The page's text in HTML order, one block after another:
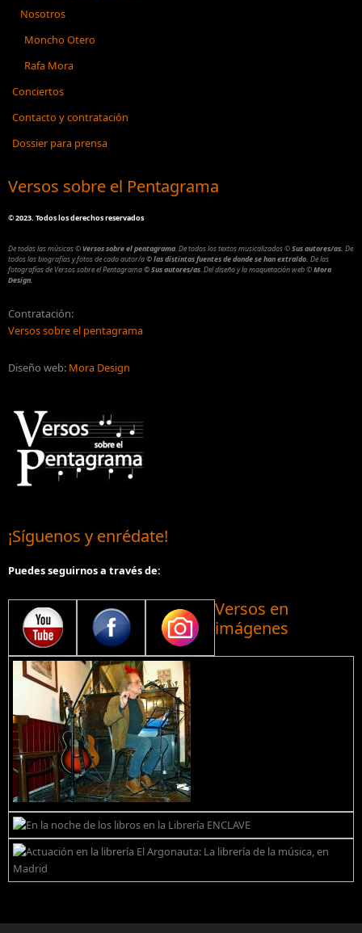
Nosotros
Moncho Otero
Rafa Mora
Conciertos
Contacto y contratación
Dossier para prensa
Versos sobre el Pentagrama
©2023. Todos los derechos reservados
De todas las músicas© Versos sobre el pentagrama. De todos los textos musicalizados©Sus autores/as. De
todos las biografías y fotos de cada autor/a© las distintas fuentes de donde se han extraído. De las
fotografías de Versos sobre el Pentagrama© Sus autores/as. Del diseño y la maquetación web©Mora
Design.
Contratación:
Versos sobre el pentagrama
Diseño web: Mora Design
¡Síguenos y enrédate!
Puedes seguirnos a través de:
Versos en
imágenes